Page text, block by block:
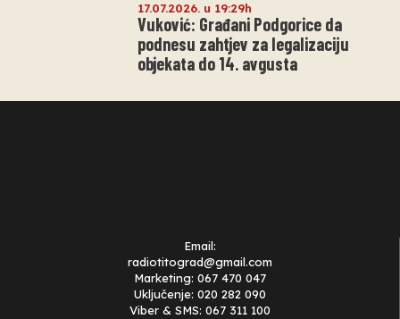
17.07.2026. u 19:29h
Vuković: Građani Podgorice da
podnesu zahtjev za legalizaciju
objekata do 14. avgusta
Email:
radiotitograd@gmail.com
Marketing: 067 470 047
Uključenje: 020 282 090
Viber & SMS: 067 311 100